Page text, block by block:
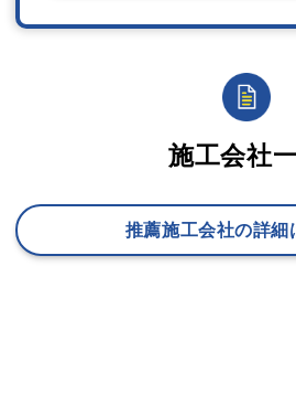
施工会社
推薦施工会社の詳細